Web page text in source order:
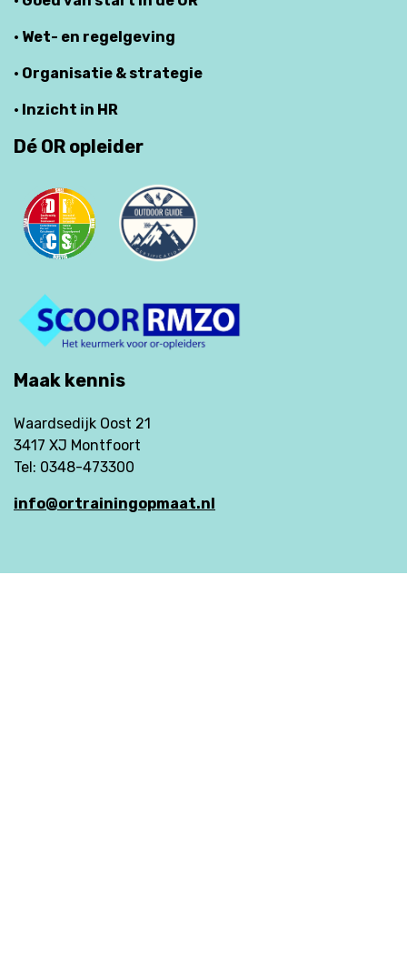
· Wet- en regelgeving
· Organisatie & strategie
· Inzicht in HR
Dé OR opleider
Maak kennis
Waardsedijk Oost 21
3417 XJ Montfoort
Tel: 0348-473300
info@ortrainingopmaat.nl